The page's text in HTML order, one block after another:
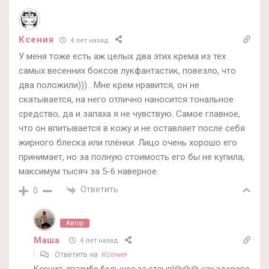
Ксения 4 лет назад
У меня тоже есть аж целых два этих крема из тех
самых весенних боксов лукфантастик, повезло, что
два положили))) . Мне крем нравится, он не
скатывается, на него отлично наносится тональное
средство, да и запаха я не чувствую. Самое главное,
что он впитывается в кожу и не оставляет после себя
жирного блеска или плёнки. Лицо очень хорошо его
принимает, но за полную стоимость его бы не купила,
максимум тысяч за 5-6 наверное.
0 Ответить
Автор
Маша 4 лет назад
Ответить на Ксения